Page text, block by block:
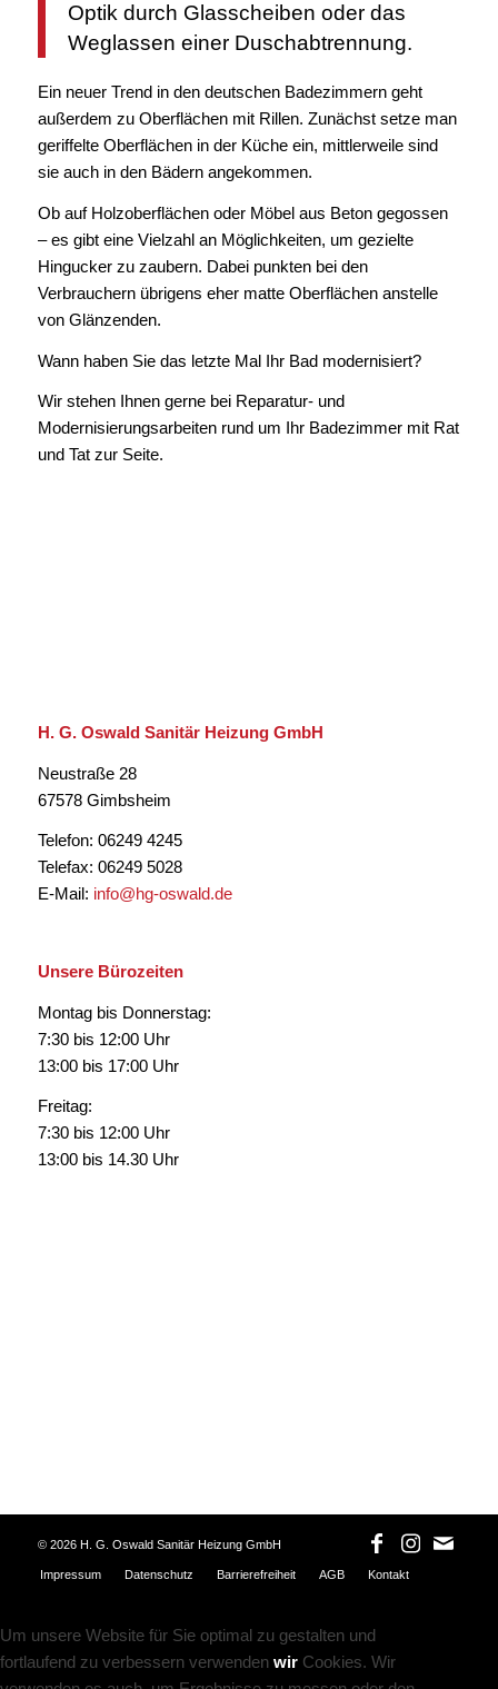
Optik durch Glasscheiben oder das
Weglassen einer Duschabtrennung.
Ein neuer Trend in den deutschen Badezimmern geht
außerdem zu Oberflächen mit Rillen. Zunächst setze man
geriffelte Oberflächen in der Küche ein, mittlerweile sind
sie auch in den Bädern angekommen.
Ob auf Holzoberflächen oder Möbel aus Beton gegossen
– es gibt eine Vielzahl an Möglichkeiten, um gezielte
Hingucker zu zaubern. Dabei punkten bei den
Verbrauchern übrigens eher matte Oberflächen anstelle
von Glänzenden.
Wann haben Sie das letzte Mal Ihr Bad modernisiert?
Wir stehen Ihnen gerne bei Reparatur- und
Modernisierungsarbeiten rund um Ihr Badezimmer mit Rat
und Tat zur Seite.
H. G. Oswald Sanitär Heizung GmbH
Neustraße 28
67578 Gimbsheim
Telefon: 06249 4245
Telefax: 06249 5028
E-Mail: info@hg-oswald.de
Unsere Bürozeiten
Montag bis Donnerstag:
7:30 bis 12:00 Uhr
13:00 bis 17:00 Uhr
Freitag:
7:30 bis 12:00 Uhr
13:00 bis 14.30 Uhr
©2026 H. G. Oswald Sanitär Heizung GmbH
Impressum Datenschutz Barrierefreiheit AGB Kontakt
Um unsere Website für Sie optimal zu gestalten und
fortlaufend zu verbessern verwenden wir Cookies. Wir